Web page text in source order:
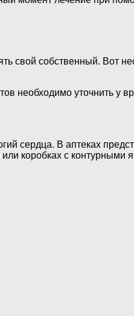
свой собственный. Вот
необходимо уточнить у
сердца. В аптеках
коробках с контурными